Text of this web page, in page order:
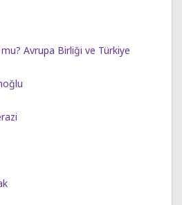
mu? Avrupa Birliği ve Türkiye